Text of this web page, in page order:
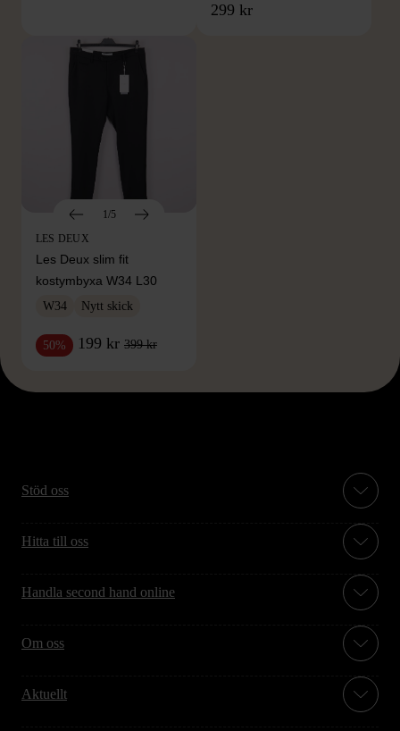
299 kr
1/5
LES DEUX
Les Deux slim fit
kostymbyxa W34 L30
W34 Nytt skick
50% 199 kr 399 kr
Stöd oss
Hitta till oss
Handla second hand online
Om oss
Aktuellt